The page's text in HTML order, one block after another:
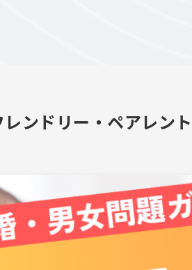
ンドリー・ペアレン